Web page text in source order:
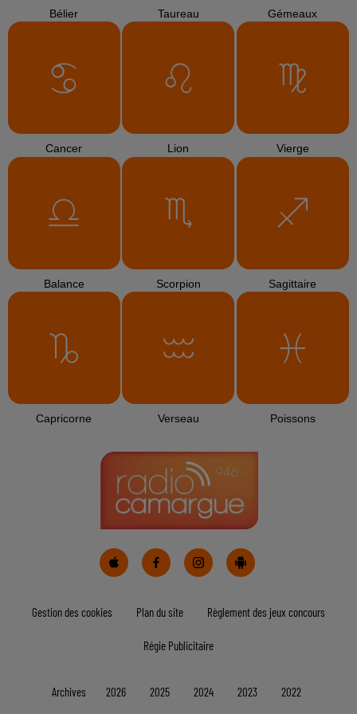
Bélier Taureau Gémeaux
Cancer Lion Vierge
Balance Scorpion Sagittaire
Capricorne Verseau Poissons
Gestion des cookies Plan du site Règlement des jeux concours
Régie Publicitaire
Archives 2026 2025 2024 2023 2022